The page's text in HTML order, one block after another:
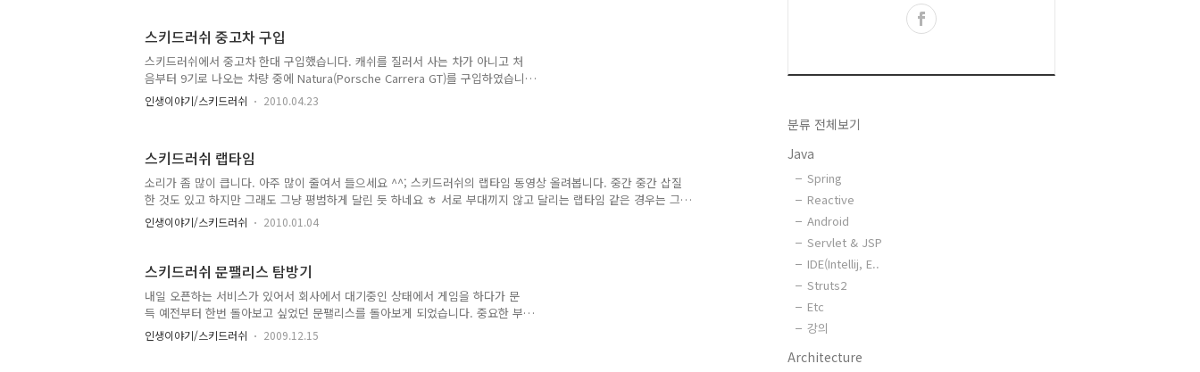
스키드러쉬 중고차 구입
스키드러쉬에서 중고차 한대 구입했습니다. 캐쉬를 질러서 사는 차가 아니고 처
음부터 9기로 나오는 차량 중에 Natura(Porsche Carrera GT)를 구입하였습니
다. 배틀 용으로 산것도 아니고 사실 배틀도 잘 안하지만 ㅎㅎ 그냥 뽀대 + 체이
싱 용으로나 사용할려고 뽑았습니다. 덩치크고 충돌치 높은 차들은 시점이 너무
광택 옐로우 발라주고 스샷 몇장 찍어 보았습니다. 실제 차량 사진은 아래와 같
은데 많이 비슷한가요?
인생이야기/스키드러쉬 2010.04.23
스키드러쉬 랩타임
소리가 좀 많이 큽니다. 아주 많이 줄여서 들으세요 ^^; 스키드러쉬의 랩타임 동영상 올려봅니다. 중간 중간 삽질
한 것도 있고 하지만 그래도 그냥 평범하게 달린 듯 하네요 ㅎ 서로 부대끼지 않고 달리는 랩타임 같은 경우는 그
래도 달릴만 한데 서로 밀고 밀리면서 달리는 배틀은 영 체질이 아닌가 봅니다 ㅎㅎ
인생이야기/스키드러쉬 2010.01.04
스키드러쉬 문팰리스 탐방기
내일 오픈하는 서비스가 있어서 회사에서 대기중인 상태에서 게임을 하다가 문
득 예전부터 한번 돌아보고 싶었던 문팰리스를 돌아보게 되었습니다. 중요한 부
분만 골라서 돌아보는데도 한참 걸리고, 전체적으로 바둑판 모양의 지형을 가지
고 있어서 꼼꼼히 살펴보기도 힘든 부면이 있습니다. 이번에는 디자인에서 전혀
인생이야기/스키드러쉬 2009.12.15
분류 전체보기
Java
Spring
Reactive
Android
Servlet & JSP
IDE(Intellij, E..
Struts2
Etc
강의
Architecture